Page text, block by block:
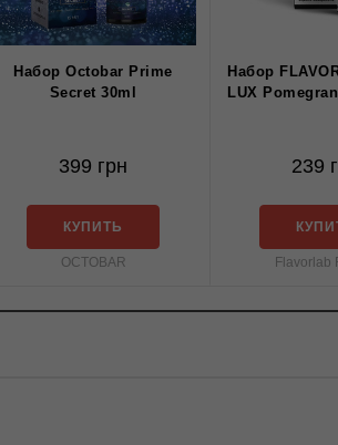
Набор Octobar Prime
Secret 30ml
399 грн
КУПИТЬ
OCTOBAR
Набор
LUX
239
Flavorlab